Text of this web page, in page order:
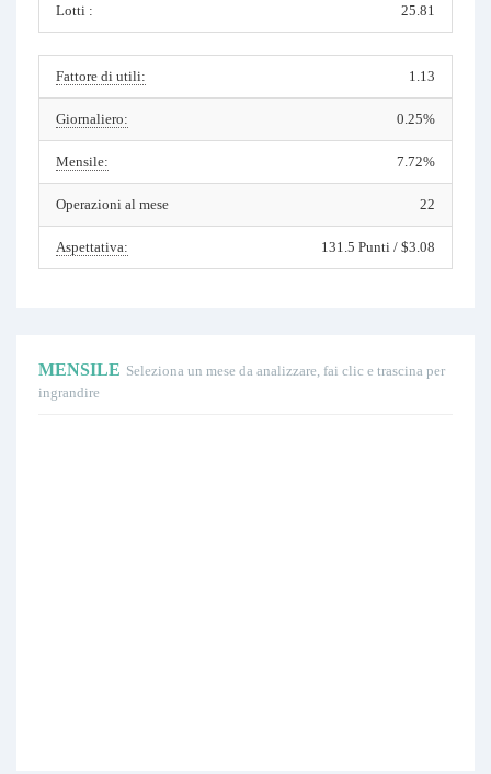
Lotti : 25.81
Fattore di utili: 1.13
Giornaliero: 0.25%
Mensile: 7.72%
Operazioni al mese 22
Aspettativa: 131.5 Punti / $3.08
MENSILE Seleziona un mese da analizzare, fai clic e trascina per
ingrandire